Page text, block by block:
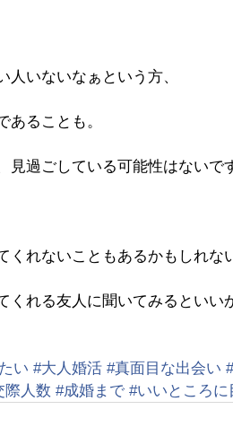
いないなぁという方、
あることも。
見過ごしている可能性はないで
くれないこともあるかもしれな
くれる友人に聞いてみるといい
い #大人婚活 #真面目な出会い
際人数 #成婚まで #いいところに